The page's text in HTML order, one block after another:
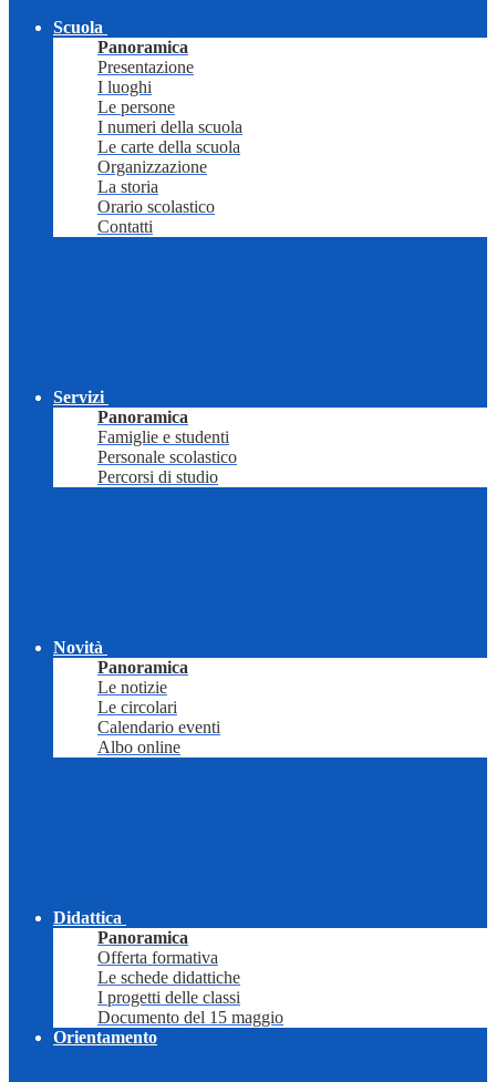
Scuola
Panoramica
Presentazione
I luoghi
Le persone
I numeri della scuola
Le carte della scuola
Organizzazione
La storia
Orario scolastico
Contatti
Servizi
Panoramica
Famiglie e studenti
Personale scolastico
Percorsi di studio
Novità
Panoramica
Le notizie
Le circolari
Calendario eventi
Albo online
Didattica
Panoramica
Offerta formativa
Le schede didattiche
I progetti delle classi
Documento del 15 maggio
Orientamento